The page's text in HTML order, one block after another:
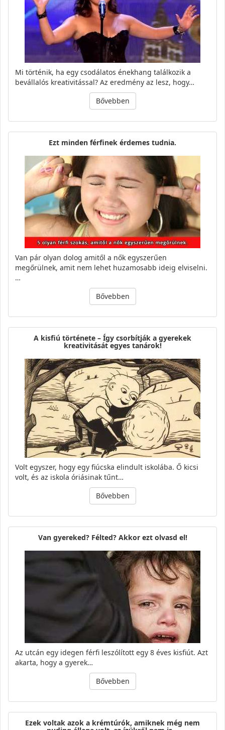
Mi történik, ha egy csodálatos énekhang találkozik a
bevállalós kreativitással? Az eredmény az lesz, hogy…
Bővebben
Ezt minden férfinek érdemes tudnia.
Van pár olyan dolog amitől a nők egyszerűen
megőrülnek, amit nem lehet huzamosabb ideig elviselni.
…
Bővebben
A kisfiú története – Így csorbítják a gyerekek
kreativitását egyes tanárok!
Volt egyszer, hogy egy fiúcska elindult iskolába. Ő kicsi
volt, és az iskola óriásinak tűnt…
Bővebben
Van gyereked? Félted? Akkor ezt olvasd el!
Az utcán egy idegen férfi leszólított egy 8 éves kisfiút. Azt
akarta, hogy a gyerek…
Bővebben
Ezek voltak azok a krémtúrók, amiknek még nem